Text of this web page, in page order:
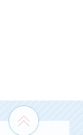
Zum